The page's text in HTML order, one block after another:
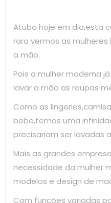
Atuba hoje em dia,esta
raro vermos as
a mão.
Pois a mulher moderna
lavar a mão as roupas
Como as
bebe,temos uma
precisariam ser lavadas
Mais as grandes
necessidade da mulher
modelos e design de
Com funções variadas